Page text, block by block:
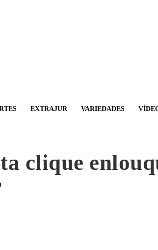
EXTRAJUR VARIEDADES
clique